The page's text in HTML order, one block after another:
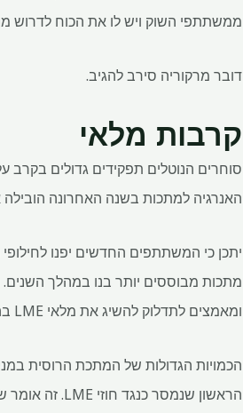
ממשתתפי השוק ויש לו את הכוח לדרוש
דובר מרקוריה סירב להגיב.
קרבות מלאי
האנרגיה למתכות בשנה האחרונה
יתכן כי המשתתפים החדשים יפנו
מתכות מבוססים יותר בנו במהלך
ומאמצים לתדלוק להשיג את מלאי LME בהתראה קצרה.
הראשון שנמסר כנגד חוזי LME. זה אומר שאם סוחר רוצה שיהיה לך סיכוי להרים מתכת לא-רוסית, הם צריכים לנקוט עמדה גדולה.